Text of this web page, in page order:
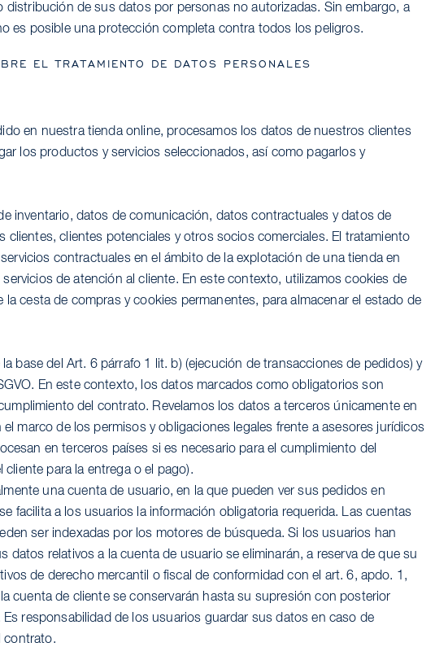
de sus datos por personas no autorizadas. Sin embargo, a
es posible una protección completa contra todos los peligros.
EL TRATAMIENTO DE DATOS PERSONALES
en nuestra tienda online, procesamos los datos de nuestros clientes
los productos y servicios seleccionados, así como pagarlos y
inventario, datos de comunicación, datos contractuales y datos de
clientes, clientes potenciales y otros socios comerciales. El tratamiento
contractuales en el ámbito de la explotación de una tienda en
servicios de atención al cliente. En este contexto, utilizamos cookies de
cesta de compras y cookies permanentes, para almacenar el estado de
base del Art. 6 párrafo 1 lit. b) (ejecución de transacciones de pedidos) y
En este contexto, los datos marcados como obligatorios son
del contrato. Revelamos los datos a terceros únicamente en
marco de los permisos y obligaciones legales frente a asesores jurídicos
en terceros países si es necesario para el cumplimiento del
para la entrega o el pago).
una cuenta de usuario, en la que pueden ver sus pedidos en
facilita a los usuarios la información obligatoria requerida. Las cuentas
ser indexadas por los motores de búsqueda. Si los usuarios han
datos relativos a la cuenta de usuario se eliminarán, a reserva de que su
de derecho mercantil o fiscal de conformidad con el art. 6, apdo. 1,
cuenta de cliente se conservarán hasta su supresión con posterior
responsabilidad de los usuarios guardar sus datos en caso de
contrato.